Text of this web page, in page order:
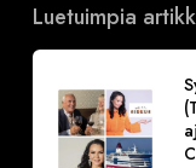
Luetuimpia